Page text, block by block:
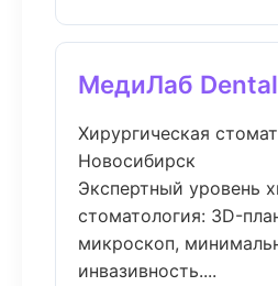
МедиЛаб
Хирургическая
Новосибирск
Экспертный уровень
стоматология: 3D-
микроскоп,
инвазивность....